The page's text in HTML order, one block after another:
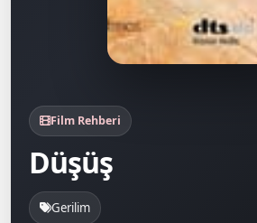
Film Rehberi
Düşüş
Gerilim